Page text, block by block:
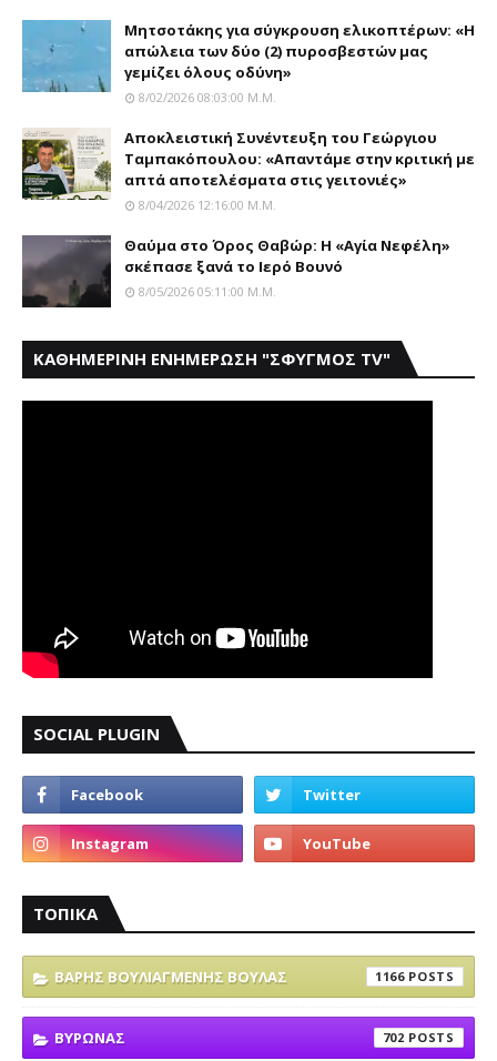
Μητσοτάκης για σύγκρουση ελικοπτέρων: «Η
απώλεια των δύο (2) πυροσβεστών μας
γεμίζει όλους οδύνη»
8/02/2026 08:03:00 Μ.μ.
Αποκλειστική Συνέντευξη του Γεώργιου
Ταμπακόπουλου: «Απαντάμε στην κριτική με
απτά αποτελέσματα στις γειτονιές»
8/04/2026 12:16:00 Μ.μ.
Θαύμα στο Όρος Θαβώρ: H «Aγία Nεφέλη»
σκέπασε ξανά το Iερό Bουνό
8/05/2026 05:11:00 Μ.μ.
ΚΑΘΗΜΕΡΙΝΗ ΕΝΗΜΕΡΩΣΗ "ΣΦΥΓΜΟΣ TV"
SOCIAL PLUGIN
ΤΟΠΙΚΑ
ΒΑΡΗΣ ΒΟΥΛΙΑΓΜΕΝΗΣ ΒΟΥΛΑΣ 1166
ΒΥΡΩΝΑΣ 702